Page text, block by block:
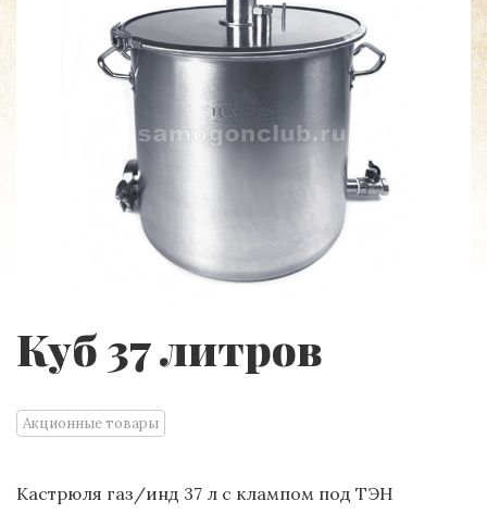
Куб 37 литров
Акционные товары
Кастрюля газ/инд 37 л с клампом под ТЭН